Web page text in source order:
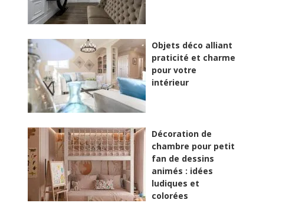
Objets déco alliant
praticité et charme
pour votre
intérieur
Décoration de
chambre pour petit
fan de dessins
animés : idées
ludiques et
colorées